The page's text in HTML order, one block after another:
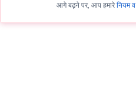
आगे बढ़ने पर, आप हमारेनियम व